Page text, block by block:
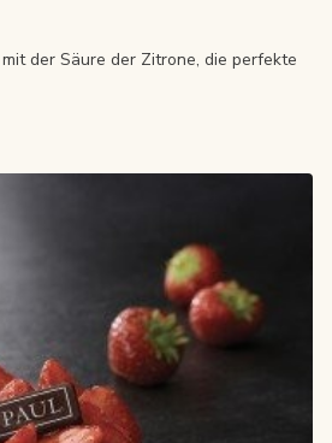
der Säure der Zitrone, die perfekte